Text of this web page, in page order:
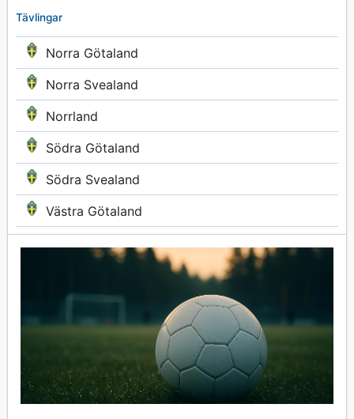
Tävlingar
Norra Götaland
Norra Svealand
Norrland
Södra Götaland
Södra Svealand
Västra Götaland